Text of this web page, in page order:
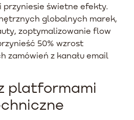
świetne efekty.
globalnych marek,
zoptymalizowanie flow
50% wzrost
zamówień z kanału email
platformami